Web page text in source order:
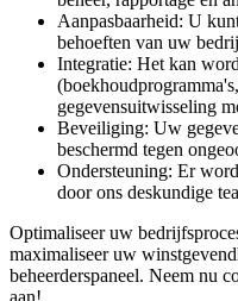
Aanpasbaarheid: U
behoeften van uw
Integratie: Het kan
gegevensuitwisseling
Beveiliging: Uw
beschermd tegen
Ondersteuning: Er
door ons deskundige
Optimaliseer uw
maximaliseer uw
beheerderspaneel. Neem nu
aan!